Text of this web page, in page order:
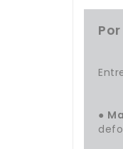
●